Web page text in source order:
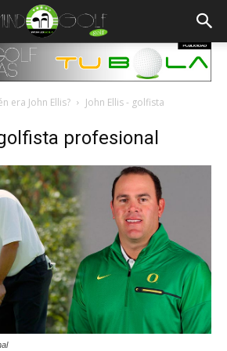
era John Ellis?
John Ellis - golfista
profesional